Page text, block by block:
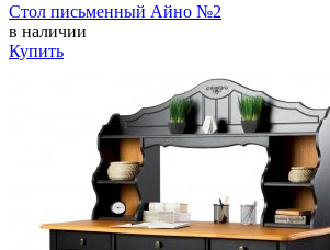
Стол письменный Айно №2
в наличии
Купить